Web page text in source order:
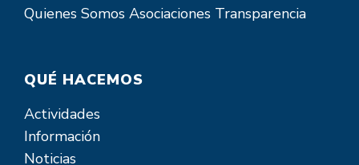
Quienes Somos Asociaciones Transparencia
QUÉ HACEMOS
Actividades
Información
Noticias